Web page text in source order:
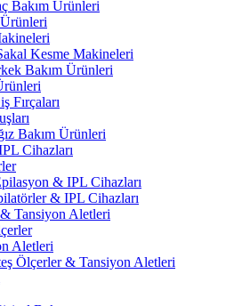
Bakım Ürünleri
Kesme Makineleri
Bakım Ürünleri
Fırçaları
Bakım Ürünleri
Cihazları
& IPL Cihazları
& IPL Cihazları
Tansiyon Aletleri
Aletleri
Ölçerler & Tansiyon Aletleri